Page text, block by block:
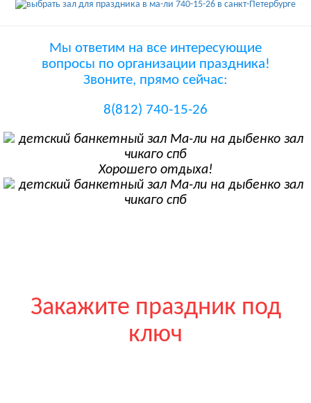
Мы ответим на все интересующие
вопросы по организации праздника!
Звоните, прямо сейчас:
8(812) 740-15-26
Хорошего отдыха!
Закажите праздник под
ключ